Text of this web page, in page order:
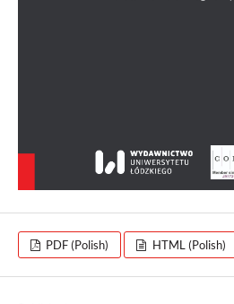
PDF (Polish) HTML (Polish)